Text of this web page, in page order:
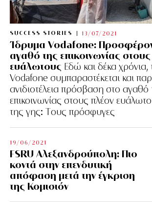
SUCCESS STORIES 13/07/2021
Ίδρυμα Vodafone:
αγαθό της επικοινωνίας
ευάλωτους Εδώ και δέκα χρόνια,
Vodafone συμπαραστέκεται και
ανιδιοτέλεια πρόσβαση στο αγαθό
επικοινωνίας στους πλέον
της γης: Tους πρόσφυγες
19/06/2021
FSRU Αλεξανδρούπολη: Πιο
κοντά στην επενδυτική
απόφαση μετά την έγκριση
της Κομισιόν